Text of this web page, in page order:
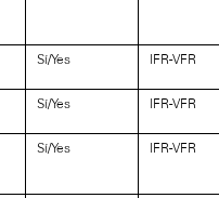
Sí/Yes IFR-VFR
Sí/Yes IFR-VFR
Sí/Yes IFR-VFR